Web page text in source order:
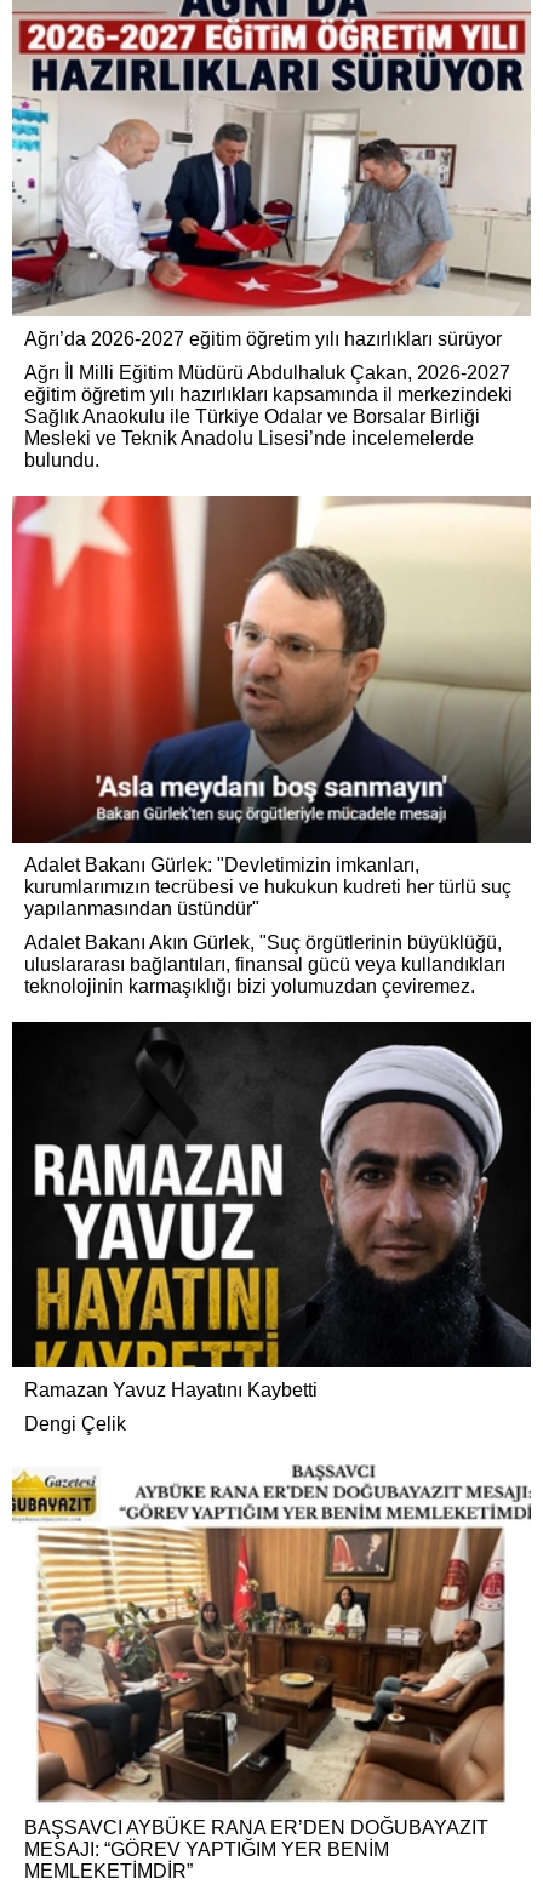
Ağrı’da 2026-2027 eğitim öğretim yılı hazırlıkları sürüyor
Ağrı İl Milli Eğitim Müdürü Abdulhaluk Çakan, 2026-2027
eğitim öğretim yılı hazırlıkları kapsamında il merkezindeki
Sağlık Anaokulu ile Türkiye Odalar ve Borsalar Birliği
Mesleki ve Teknik Anadolu Lisesi’nde incelemelerde
bulundu.
Adalet Bakanı Gürlek: "Devletimizin imkanları,
kurumlarımızın tecrübesi ve hukukun kudreti her türlü suç
yapılanmasından üstündür"
Adalet Bakanı Akın Gürlek, "Suç örgütlerinin büyüklüğü,
uluslararası bağlantıları, finansal gücü veya kullandıkları
teknolojinin karmaşıklığı bizi yolumuzdan çeviremez.
Ramazan Yavuz Hayatını Kaybetti
Dengi Çelik
BAŞSAVCI AYBÜKE RANA ER’DEN DOĞUBAYAZIT
MESAJI: “GÖREV YAPTIĞIM YER BENİM
MEMLEKETİMDİR”